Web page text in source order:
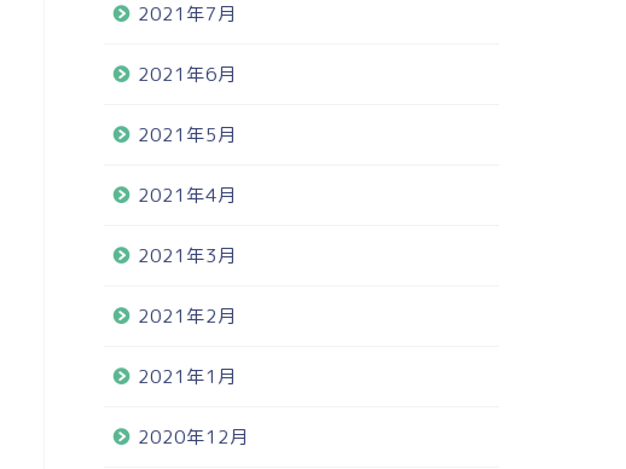
2021年7月
2021年6月
2021年5月
2021年4月
2021年3月
2021年2月
2021年1月
2020年12月